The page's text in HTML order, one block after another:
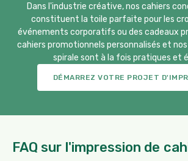
Dans l'industrie créative, nos cahiers
constituent la toile parfaite pour les
événements corporatifs ou des cadeaux
cahiers promotionnels personnalisés et
spirale sont à la fois pratiques et
DÉMARREZ VOTRE PROJET
FAQ sur l'impression de